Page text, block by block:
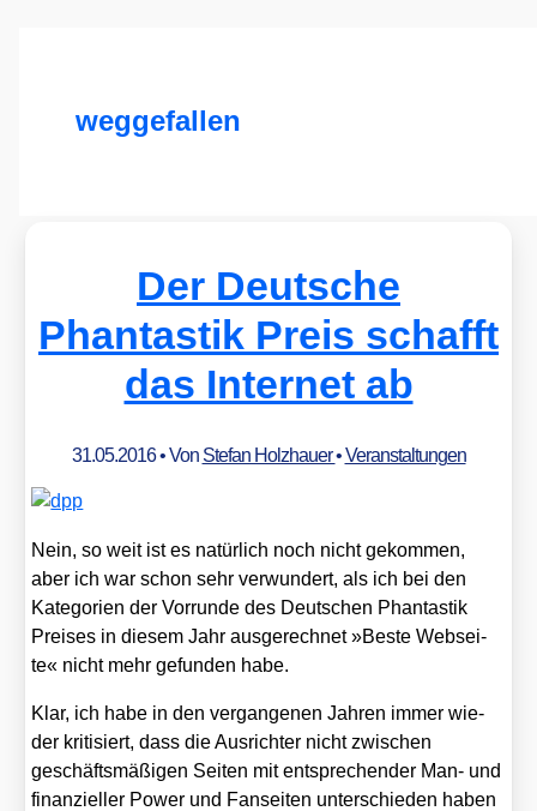
weggefallen
Der Deutsche
Phantastik Preis schafft
das Internet ab
31.05.2016• Von Stefan Holzhauer•Veranstaltungen
Nein, so weit ist es natür­lich noch nicht gekom­men,
aber ich war schon sehr ver­wun­dert, als ich bei den
Kate­go­rien der Vor­run­de des Deut­schen Phan­tas­tik
Prei­ses in die­sem Jahr aus­ge­rech­net »Bes­te Web­sei­
te« nicht mehr gefun­den habe.
Klar, ich habe in den ver­gan­ge­nen Jah­ren immer wie­
der kri­ti­siert, dass die Aus­rich­ter nicht zwi­schen
geschäfts­mä­ßi­gen Sei­ten mit ent­spre­chen­der Man- und
finan­zi­el­ler Power und Fan­sei­ten unter­schie­den haben